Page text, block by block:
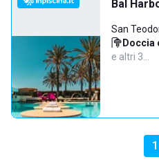
Bal
San
Doccia
e altri 3…
1